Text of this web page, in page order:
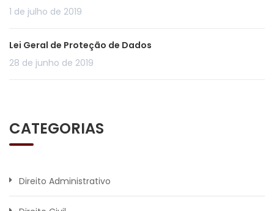
1 de julho de 2019
Lei Geral de Proteção de Dados
28 de junho de 2019
CATEGORIAS
Direito Administrativo